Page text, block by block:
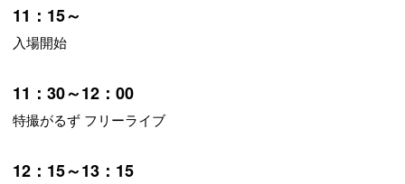
11：15～
入場開始
11：30～12：00
特撮がるず フリーライブ
12：15～13：15